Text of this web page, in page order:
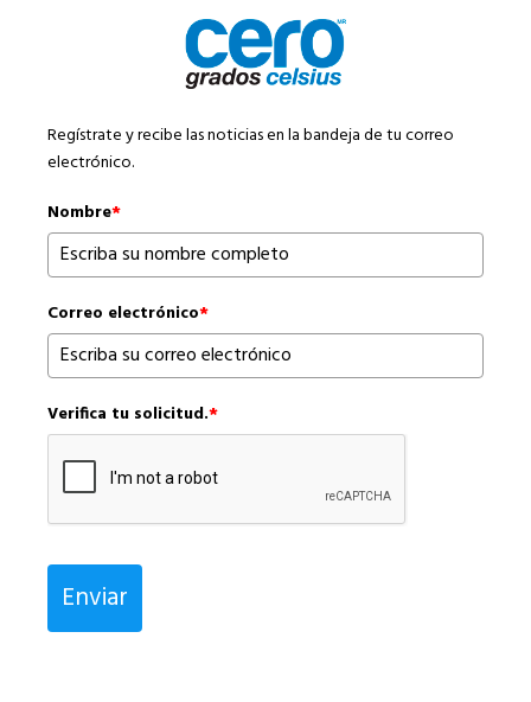
Regístrate y recibe las noticias en la bandeja de tu correo
electrónico.
Nombre*
Correo electrónico*
Verifica tu solicitud.*
Enviar